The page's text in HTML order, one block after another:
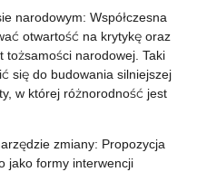
narodowym: Współczesna
otwartość na krytykę oraz
tożsamości narodowej. Taki
się do budowania silniejszej
w której różnorodność jest
zmiany: Propozycja
jako formy interwencji